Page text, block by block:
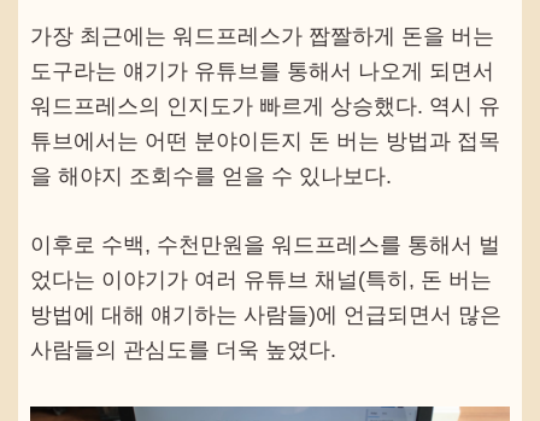
가장 최근에는 워드프레스가 짭짤하게 돈을 버는
도구라는 얘기가 유튜브를 통해서 나오게 되면서
워드프레스의 인지도가 빠르게 상승했다. 역시 유
튜브에서는 어떤 분야이든지 돈 버는 방법과 접목
을 해야지 조회수를 얻을 수 있나보다.
이후로 수백, 수천만원을 워드프레스를 통해서 벌
었다는 이야기가 여러 유튜브 채널(특히, 돈 버는
방법에 대해 얘기하는 사람들)에 언급되면서 많은
사람들의 관심도를 더욱 높였다.